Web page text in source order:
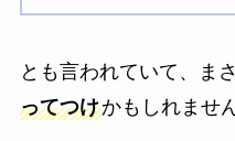
とも言われていて、ま
ってつけかもしれません